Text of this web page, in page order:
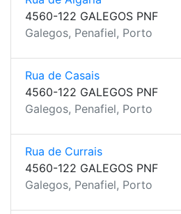
4560-122 GALEGOS PNF
Galegos, Penafiel, Porto
Rua de Casais
4560-122 GALEGOS PNF
Galegos, Penafiel, Porto
Rua de Currais
4560-122 GALEGOS PNF
Galegos, Penafiel, Porto